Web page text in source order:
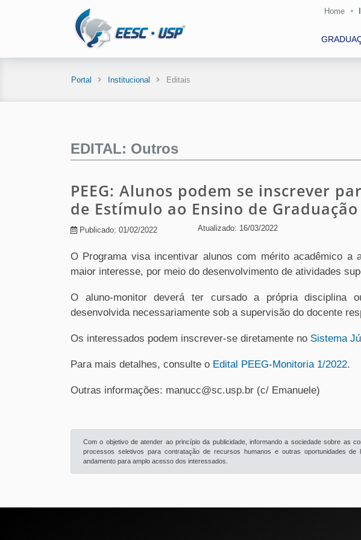
Home
Portal Institucional Editais
EDITAL: Outros
PEEG: Alunos podem se inscrever
de Estímulo ao Ensino de Graduação
Publicado: 01/02/2022 Atualizado: 16/03/2022
O Programa visa incentivar alunos com mérito acadêmico a
maior interesse, por meio do desenvolvimento de atividades
O aluno-monitor deverá ter cursado a própria disciplina
desenvolvida necessariamente sob a supervisão do docente
Os interessados podem inscrever-se diretamente no Sistema
Para mais detalhes, consulte o Edital PEEG-Monitoria 1/2022.
Outras informações: manucc@sc.usp.br (c/ Emanuele)
Com o objetivo de atender ao princípio da publicidade, informando a sociedade sobre as
processos seletivos para contratação de recursos humanos e outras oportunidades
andamento para amplo acesso dos interessados.